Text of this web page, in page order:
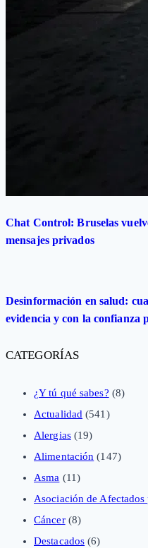
Chat Control: Bruselas
mensajes privados
Desinformación en salud:
evidencia y con la confianza
CATEGORÍAS
¿Y tú qué sabes? (8)
Actualidad (541)
Alergias(19)
Alimentación (147)
Asma (11)
Asociación de
Cáncer(8)
Destacados (6)